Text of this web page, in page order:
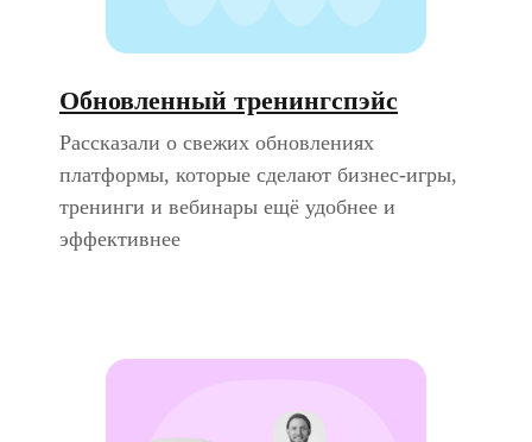
Обновленный тренингспэйс
Рассказали о свежих обновлениях
платформы, которые сделают бизнес-игры,
тренинги и вебинары ещё удобнее и
эффективнее